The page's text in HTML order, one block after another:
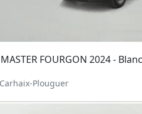
Plouguer